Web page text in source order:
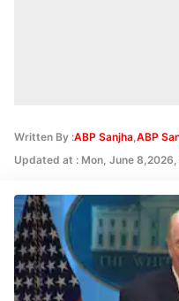
Written By :ABP Sanjha,ABP
Updated at : Mon, June